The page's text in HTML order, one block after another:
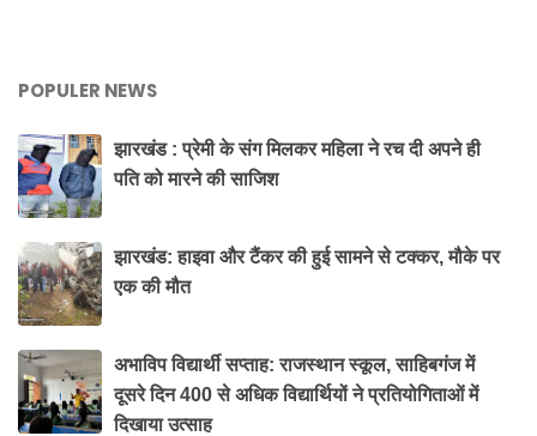
POPULER NEWS
झारखंड : प्रेमी के संग मिलकर महिला ने रच दी अपने ही
पति को मारने की साजिश
झारखंड: हाइवा और टैंकर की हुई सामने से टक्कर, मौके पर
एक की मौत
अभाविप विद्यार्थी सप्ताह: राजस्थान स्कूल, साहिबगंज में
दूसरे दिन 400 से अधिक विद्यार्थियों ने प्रतियोगिताओं में
दिखाया उत्साह